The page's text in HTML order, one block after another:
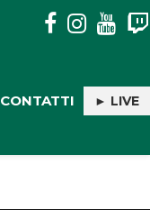
EDIZIONE...
CONTATTI ► LIVE